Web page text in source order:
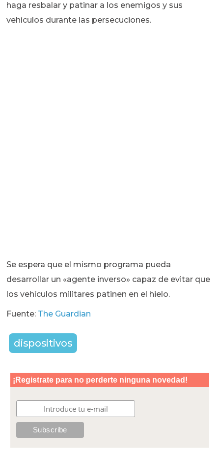
haga resbalar y patinar a los enemigos y sus
vehículos durante las persecuciones.
Se espera que el mismo programa pueda
desarrollar un «agente inverso» capaz de evitar que
los vehículos militares patinen en el hielo.
Fuente: The Guardian
dispositivos